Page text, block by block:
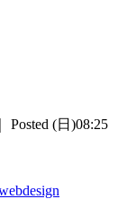
Posted (日)08:25